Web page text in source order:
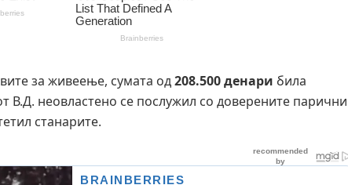
за живеење, сумата од208.500 денари била
В.Д. неовластено се послужил со доверените парични
станарите.